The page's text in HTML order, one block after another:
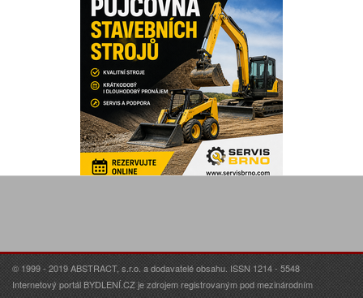
© 1999 - 2019 ABSTRACT, s.r.o. a dodavatelé obsahu. ISSN 1214 - 5548
Internetový portál BYDLENÍ.CZ je zdrojem registrovaným pod mezinárodním